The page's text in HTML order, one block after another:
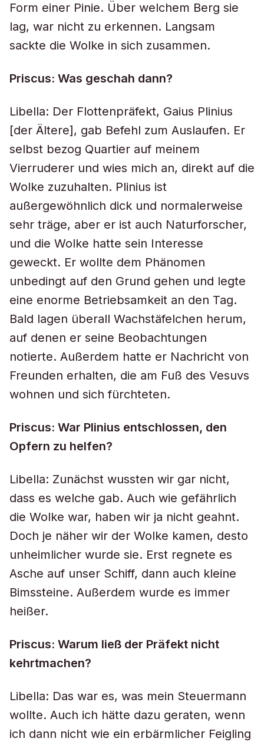
Form einer Pinie. Über welchem Berg sie
lag, war nicht zu erkennen. Langsam
sackte die Wolke in sich zusammen.
Priscus: Was geschah dann?
Libella: Der Flottenpräfekt, Gaius Plinius
[der Ältere], gab Befehl zum Auslaufen. Er
selbst bezog Quartier auf meinem
Vierruderer und wies mich an, direkt auf die
Wolke zuzuhalten. Plinius ist
außergewöhnlich dick und normalerweise
sehr träge, aber er ist auch Naturforscher,
und die Wolke hatte sein Interesse
geweckt. Er wollte dem Phänomen
unbedingt auf den Grund gehen und legte
eine enorme Betriebsamkeit an den Tag.
Bald lagen überall Wachstäfelchen herum,
auf denen er seine Beobachtungen
notierte. Außerdem hatte er Nachricht von
Freunden erhalten, die am Fuß des Vesuvs
wohnen und sich fürchteten.
Priscus: War Plinius entschlossen, den
Opfern zu helfen?
Libella: Zunächst wussten wir gar nicht,
dass es welche gab. Auch wie gefährlich
die Wolke war, haben wir ja nicht geahnt.
Doch je näher wir der Wolke kamen, desto
unheimlicher wurde sie. Erst regnete es
Asche auf unser Schiff, dann auch kleine
Bimssteine. Außerdem wurde es immer
heißer.
Priscus: Warum ließ der Präfekt nicht
kehrtmachen?
Libella: Das war es, was mein Steuermann
wollte. Auch ich hätte dazu geraten, wenn
ich dann nicht wie ein erbärmlicher Feigling